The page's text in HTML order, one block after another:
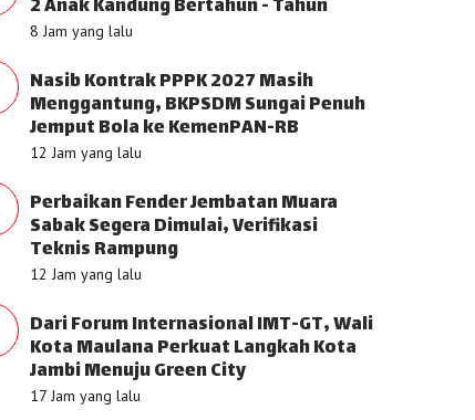
2 Anak Kandung Bertahun - Tahun
8 Jam yang lalu
Nasib Kontrak PPPK 2027 Masih
Menggantung, BKPSDM Sungai Penuh
Jemput Bola ke KemenPAN-RB
12 Jam yang lalu
Perbaikan Fender Jembatan Muara
Sabak Segera Dimulai, Verifikasi
Teknis Rampung
12 Jam yang lalu
Dari Forum Internasional IMT-GT, Wali
Kota Maulana Perkuat Langkah Kota
Jambi Menuju Green City
17 Jam yang lalu